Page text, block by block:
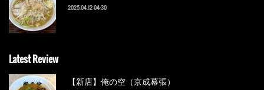
2025.04.12 04:30
Latest Review
【新店】俺の空（京成幕張）